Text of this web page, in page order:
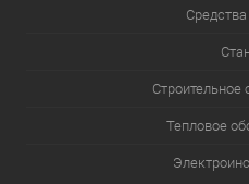
Строительное
Тепловое